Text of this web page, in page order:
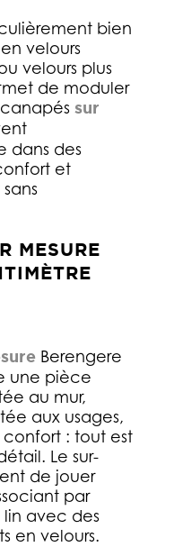
bien
velours
velours plus
de moduler
canapés sur
dans des
et
MESURE
Berengere
une pièce
au mur,
aux usages,
: tout est
Le sur-
de jouer
par
avec des
en velours.